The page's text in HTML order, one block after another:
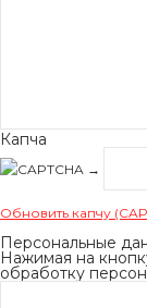
Капча
→
Обновить капчу
Персональные
Нажимая на
обработку